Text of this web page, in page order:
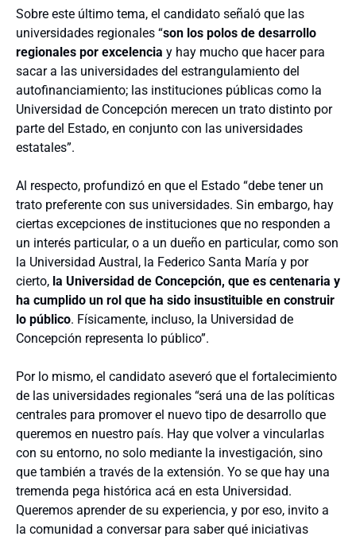
Sobre este último tema, el candidato señaló que las
universidades regionales “son los polos de desarrollo
regionales por excelencia y hay mucho que hacer para
sacar a las universidades del estrangulamiento del
autofinanciamiento; las instituciones públicas como la
Universidad de Concepción merecen un trato distinto por
parte del Estado, en conjunto con las universidades
estatales”.
Al respecto, profundizó en que el Estado “debe tener un
trato preferente con sus universidades. Sin embargo, hay
ciertas excepciones de instituciones que no responden a
un interés particular, o a un dueño en particular, como son
la Universidad Austral, la Federico Santa María y por
cierto, la Universidad de Concepción, que es centenaria y
ha cumplido un rol que ha sido insustituible en construir
lo público. Físicamente, incluso, la Universidad de
Concepción representa lo público”.
Por lo mismo, el candidato aseveró que el fortalecimiento
de las universidades regionales “será una de las políticas
centrales para promover el nuevo tipo de desarrollo que
queremos en nuestro país. Hay que volver a vincularlas
con su entorno, no solo mediante la investigación, sino
que también a través de la extensión. Yo se que hay una
tremenda pega histórica acá en esta Universidad.
Queremos aprender de su experiencia, y por eso, invito a
la comunidad a conversar para saber qué iniciativas